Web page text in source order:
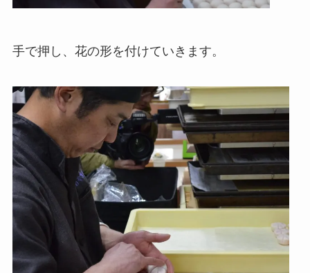
手で押し、花の形を付けていきます。